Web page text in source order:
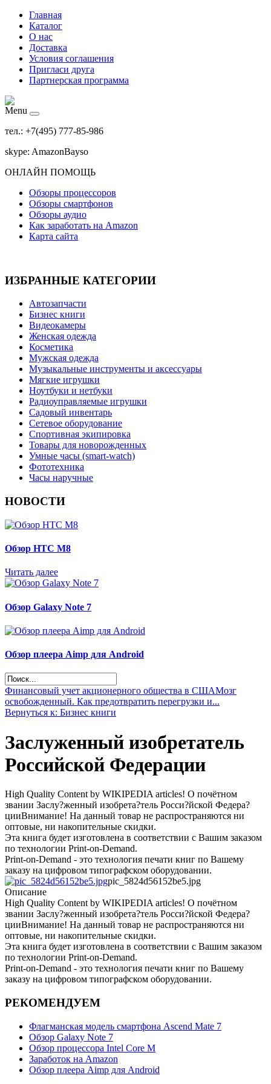
Главная
Каталог
О нас
Доставка
Условия соглашения
Пригласи друга
Партнерская программа
Menu
тел.: +7(495) 777-85-986
skype: AmazonBayso
ОНЛАЙН ПОМОЩЬ
Обзоры процессоров
Обзоры смартфонов
Обзоры аудио
Как заработать на Amazon
Карта сайта
ИЗБРАННЫЕ КАТЕГОРИИ
Автозапчасти
Бизнес книги
Видеокамеры
Женская одежда
Косметика
Мужская одежда
Музыкальные инструменты и аксессуары
Мягкие игрушки
Ноутбуки и нетбуки
Радиоуправляемые игрушки
Садовый инвентарь
Сетевое оборудование
Спортивная экипировка
Товары для новорожденных
Умные часы (smart-watch)
Фототехника
Часы наручные
НОВОСТИ
Обзор НТС М8
Читать далее
Обзор Galaxy Note 7
Обзор плеера Aimp для Android
Финансовый учет акционерного общества в СШАМозг
освобожденный. Как предотвратить перегрузки и...
Вернуться к: Бизнес книги
Заслуженный изобретатель
Российской Федерации
High Quality Content by WIKIPEDIA articles! О почётном
звании Заслу?женный изобрета?тель Росси?йской Федера?
цииВнимание! На данный товар не распространяются ни
оптовые, ни накопительные скидки.
Эта книга будет изготовлена в соответствии с Вашим заказом
по технологии Print-on-Demand.
Print-on-Demand - это технология печати книг по Вашему
заказу на цифровом типографском оборудовании.
pic_5824d56152be5.jpg
Описание
High Quality Content by WIKIPEDIA articles! О почётном
звании Заслу?женный изобрета?тель Росси?йской Федера?
цииВнимание! На данный товар не распространяются ни
оптовые, ни накопительные скидки.
Эта книга будет изготовлена в соответствии с Вашим заказом
по технологии Print-on-Demand.
Print-on-Demand - это технология печати книг по Вашему
заказу на цифровом типографском оборудовании.
РЕКОМЕНДУЕМ
Флагманская модель смартфона Ascend Mate 7
Обзор Galaxy Note 7
Обзор процессора Intel Core M
Заработок на Amazon
Обзор плеера Aimp для Android